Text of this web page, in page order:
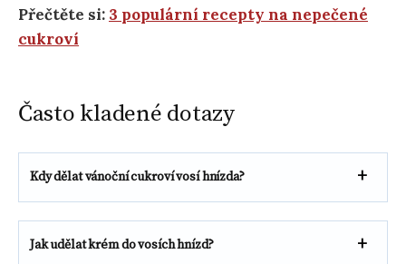
Přečtěte si: 3 populární recepty na nepečené
cukroví
Často kladené dotazy
Kdy dělat vánoční cukroví vosí hnízda?
Jak udělat krém do vosích hnízd?